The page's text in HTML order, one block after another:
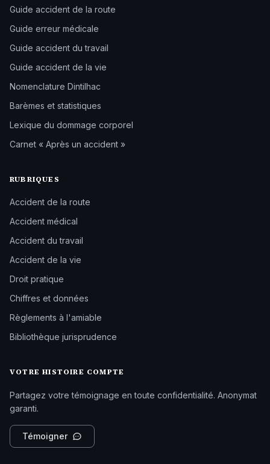
Guide accident de la route
Guide erreur médicale
Guide accident du travail
Guide accident de la vie
Nomenclature Dintilhac
Barèmes et statistiques
Lexique du dommage corporel
Carnet « Après un accident »
RUBRIQUES
Accident de la route
Accident médical
Accident du travail
Accident de la vie
Droit pratique
Chiffres et données
Règlements à l'amiable
Bibliothèque jurisprudence
VOTRE HISTOIRE COMPTE
Partagez votre témoignage en toute confidentialité. Anonymat
garanti.
Témoigner